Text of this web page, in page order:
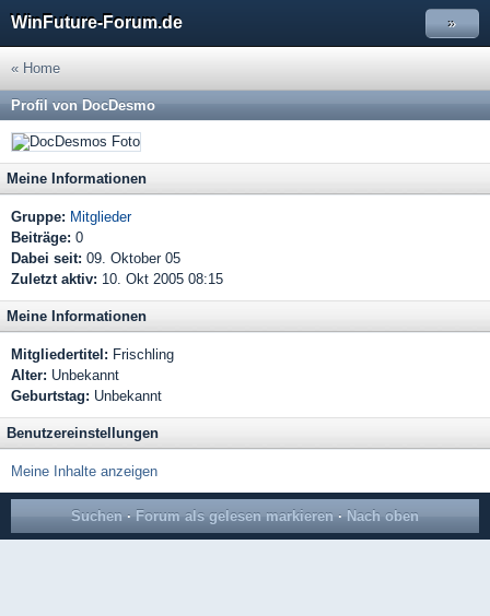
WinFuture-Forum.de »
« Home
Profil von DocDesmo
Meine Informationen
Gruppe: Mitglieder
Beiträge: 0
Dabei seit: 09. Oktober 05
Zuletzt aktiv: 10. Okt 2005 08:15
Meine Informationen
Mitgliedertitel: Frischling
Alter: Unbekannt
Geburtstag: Unbekannt
Benutzereinstellungen
Meine Inhalte anzeigen
Suchen · Forum als gelesen markieren · Nach oben